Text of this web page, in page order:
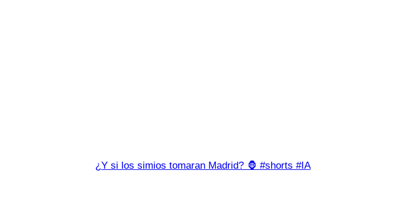
¿Y si los simios tomaran Madrid? 🦍 #shorts #IA